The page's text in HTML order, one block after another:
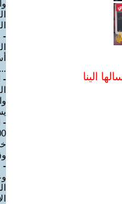
الينا
-
...
-
-
-